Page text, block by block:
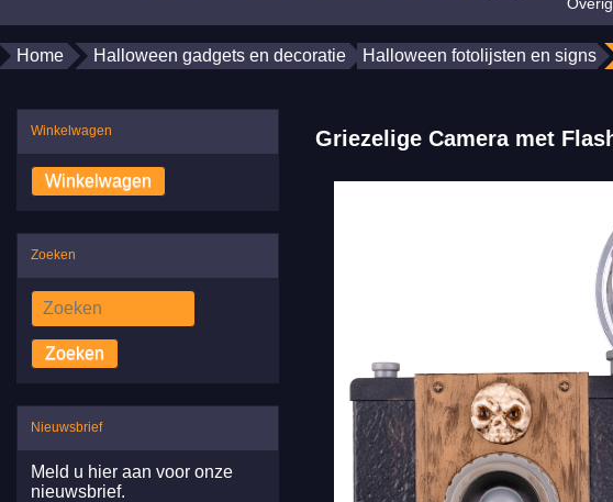
Home Halloween gadgets en decoratie Halloween fotolijsten en signs
Winkelwagen
Zoeken
Zoeken
Nieuwsbrief
Meld u hier aan voor onze
nieuwsbrief.
Griezelige Camera met